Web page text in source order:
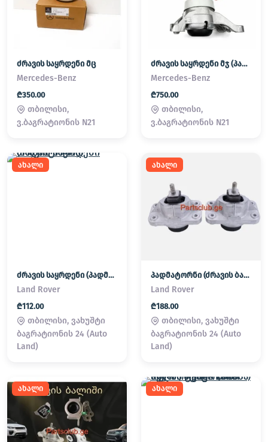
ძრავის საყრდენი მც
Mercedes-Benz
₾350.00
თბილისი,
ვ.ბაგრატიონის N21
ძრავის საყრდენი მჯ (პადმატორნი)
Mercedes-Benz
₾750.00
თბილისი,
ვ.ბაგრატიონის N21
ახალი
ძრავის საყრდენი (პადმატორნი)
Land Rover
₾112.00
თბილისი, ვახუშტი
ბაგრატიონის 24 (Auto
Land)
ახალი
პადმატორნი (ძრავის ბალიში) LAND ROVER
Land Rover
₾188.00
თბილისი, ვახუშტი
ბაგრატიონის 24 (Auto
Land)
ახალი ახალი